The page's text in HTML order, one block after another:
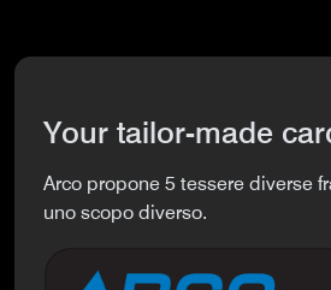
Your tailor-made
Arco propone 5 tessere diverse
uno scopo diverso.